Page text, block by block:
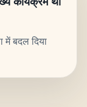
में बदल दिया